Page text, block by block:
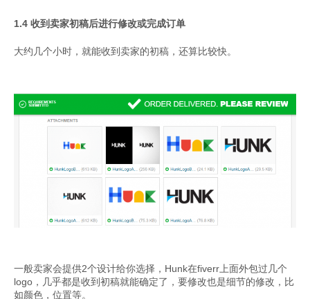
1.4 收到卖家初稿后进行修改或完成订单
大约几个小时，就能收到卖家的初稿，还算比较快。
一般卖家会提供2个设计给你选择，Hunk在fiverr上面外包过几个
logo，几乎都是收到初稿就能确定了，要修改也是细节的修改，比
如颜色，位置等。